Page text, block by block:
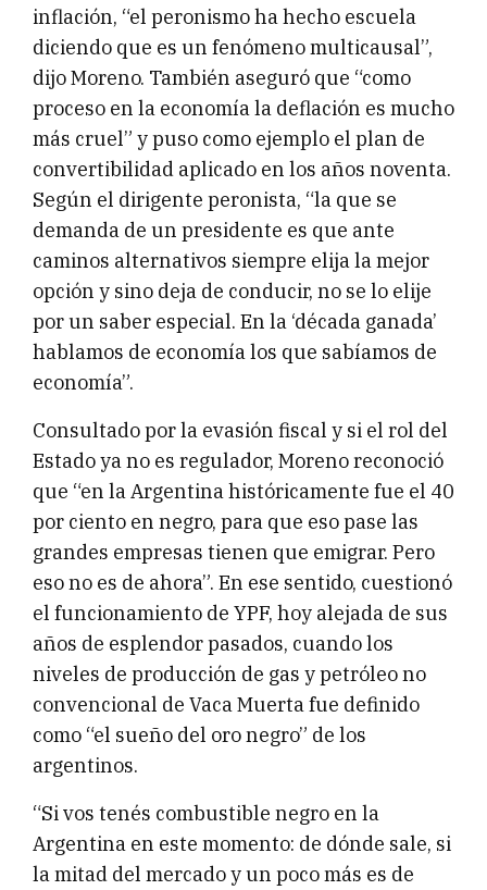
inflación, “el peronismo ha hecho escuela
diciendo que es un fenómeno multicausal”,
dijo Moreno. También aseguró que “como
proceso en la economía la deflación es mucho
más cruel” y puso como ejemplo el plan de
convertibilidad aplicado en los años noventa.
Según el dirigente peronista, “la que se
demanda de un presidente es que ante
caminos alternativos siempre elija la mejor
opción y sino deja de conducir, no se lo elije
por un saber especial. En la ‘década ganada’
hablamos de economía los que sabíamos de
economía”.
Consultado por la evasión fiscal y si el rol del
Estado ya no es regulador, Moreno reconoció
que “en la Argentina históricamente fue el 40
por ciento en negro, para que eso pase las
grandes empresas tienen que emigrar. Pero
eso no es de ahora”. En ese sentido, cuestionó
el funcionamiento de YPF, hoy alejada de sus
años de esplendor pasados, cuando los
niveles de producción de gas y petróleo no
convencional de Vaca Muerta fue definido
como “el sueño del oro negro” de los
argentinos.
“Si vos tenés combustible negro en la
Argentina en este momento: de dónde sale, si
la mitad del mercado y un poco más es de